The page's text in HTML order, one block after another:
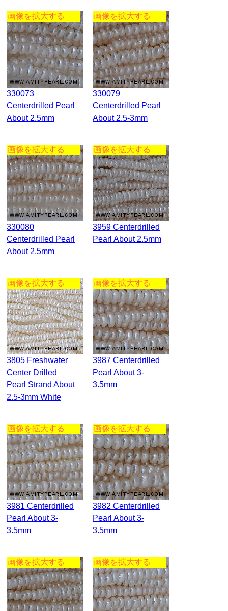
画像を拡大する
330073
Centerdrilled Pearl
About 2.5mm
画像を拡大する
330079
Centerdrilled Pearl
About 2.5-3mm
画像を拡大する
330080
Centerdrilled Pearl
About 2.5mm
画像を拡大する
3959 Centerdrilled
Pearl About 2.5mm
画像を拡大する
3805 Freshwater
Center Drilled
Pearl Strand About
2.5-3mm White
画像を拡大する
3987 Centerdrilled
Pearl About 3-
3.5mm
画像を拡大する
3981 Centerdrilled
Pearl About 3-
3.5mm
画像を拡大する
3982 Centerdrilled
Pearl About 3-
3.5mm
画像を拡大する 画像を拡大する